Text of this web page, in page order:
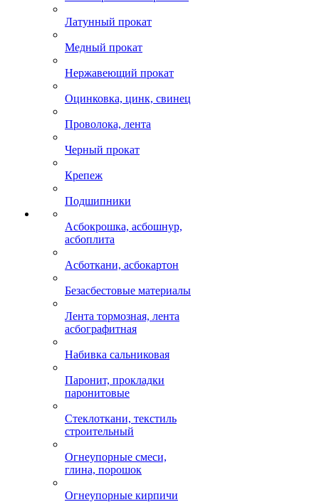
Латунный прокат
Медный прокат
Нержавеющий прокат
Оцинковка, цинк, свинец
Проволока, лента
Черный прокат
Крепеж
Подшипники
Асбокрошка, асбошнур,
асбоплита
Асботкани, асбокартон
Безасбестовые материалы
Лента тормозная, лента
асбографитная
Набивка сальниковая
Паронит, прокладки
паронитовые
Стеклоткани, текстиль
строительный
Огнеупорные смеси,
глина, порошок
Огнеупорные кирпичи